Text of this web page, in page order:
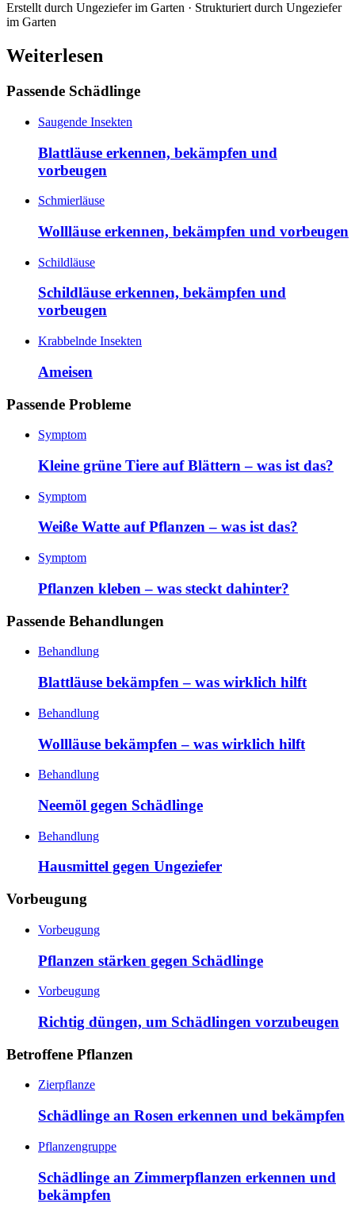
Erstellt durch Ungeziefer im Garten · Strukturiert durch Ungeziefer
im Garten
Weiterlesen
Passende Schädlinge
Saugende Insekten
Blattläuse erkennen, bekämpfen und
vorbeugen
Schmierläuse
Wollläuse erkennen, bekämpfen und vorbeugen
Schildläuse
Schildläuse erkennen, bekämpfen und
vorbeugen
Krabbelnde Insekten
Ameisen
Passende Probleme
Symptom
Kleine grüne Tiere auf Blättern – was ist das?
Symptom
Weiße Watte auf Pflanzen – was ist das?
Symptom
Pflanzen kleben – was steckt dahinter?
Passende Behandlungen
Behandlung
Blattläuse bekämpfen – was wirklich hilft
Behandlung
Wollläuse bekämpfen – was wirklich hilft
Behandlung
Neemöl gegen Schädlinge
Behandlung
Hausmittel gegen Ungeziefer
Vorbeugung
Vorbeugung
Pflanzen stärken gegen Schädlinge
Vorbeugung
Richtig düngen, um Schädlingen vorzubeugen
Betroffene Pflanzen
Zierpflanze
Schädlinge an Rosen erkennen und bekämpfen
Pflanzengruppe
Schädlinge an Zimmerpflanzen erkennen und
bekämpfen